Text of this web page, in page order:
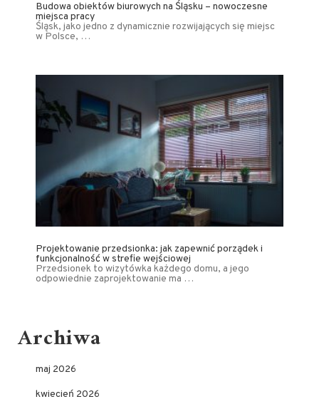
Budowa obiektów biurowych na Śląsku – nowoczesne
miejsca pracy
Śląsk, jako jedno z dynamicznie rozwijających się miejsc
w Polsce, …
Projektowanie przedsionka: jak zapewnić porządek i
funkcjonalność w strefie wejściowej
Przedsionek to wizytówka każdego domu, a jego
odpowiednie zaprojektowanie ma …
Archiwa
maj 2026
kwiecień 2026